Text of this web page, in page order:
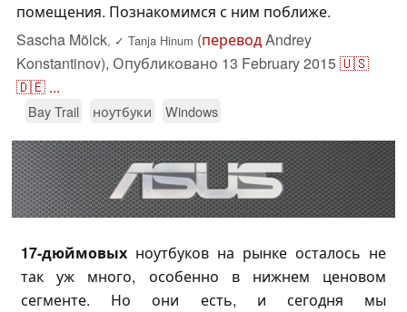
помещения. Познакомимся с ним поближе.
Sascha Mölck, ✓ Tanja Hinum (переводAndrey
Konstantinov), Опубликовано 13 February 2015🇺🇸
🇩🇪 ...
Bay Trail ноутбуки Windows
17-дюймовых ноутбуков на рынке осталось не
так уж много, особенно в нижнем ценовом
сегменте. Но они есть, и сегодня мы